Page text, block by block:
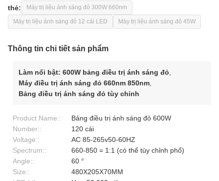
thẻ: Máy trị liệu ánh sáng đỏ 300W 660nm
Máy trị liệu ánh sáng đỏ 12 cái LED Máy trị liệu ánh sáng đỏ 45W
Thông tin chi tiết sản phẩm
Làm nổi bật: 600W bảng điều trị ánh sáng đỏ
Máy điều trị ánh sáng đỏ 660nm 850nm
Bảng điều trị ánh sáng đỏ tùy chỉnh
Product Name::
Bảng điều trị ánh sáng đỏ 600W
Number::
120 cái
Voltage::
AC 85-265v50-60HZ
Spectrum::
660-850 = 1:1 (có thể tùy chỉnh phổ)
Angle::
60 °
Size::
480X205X70MM